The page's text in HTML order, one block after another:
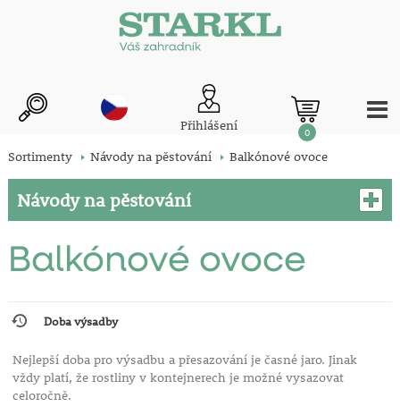
Přihlášení 0
Sortimenty Návody na pěstování Balkónové ovoce
Návody na pěstování
Balkónové ovoce
Doba výsadby
Nejlepší doba pro výsadbu a přesazování je časné jaro. Jinak
vždy platí, že rostliny v kontejnerech je možné vysazovat
celoročně.